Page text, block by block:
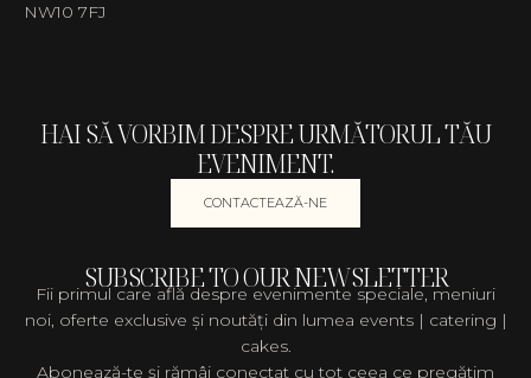
NW10 7FJ
HAI SĂ VORBIM DESPRE URMĂTORUL TĂU
EVENIMENT.
CONTACTEAZĂ-NE
SUBSCRIBE TO OUR NEWSLETTER
Fii primul care află despre evenimente speciale, meniuri
noi, oferte exclusive și noutăți din lumea events | catering |
cakes.
Abonează-te și rămâi conectat cu tot ceea ce pregătim